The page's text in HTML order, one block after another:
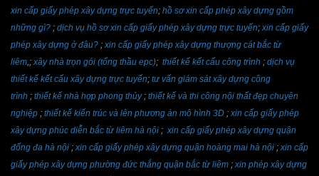
xin cấp giấy phép xây dựng trực tuyến; hồ sơ xin cấp phép xây dựng gồm
những gì? ; dịch vụ hồ sơ xin cấp giấy phép xây dựng trực tuyến;xin cấp giấy
phép xây dựng ở đâu? ;xin cấp giấy phép xây dựng thượng cát bắc từ
liêm,;xây nhà trọn gói (tổng thầu epc); thiết kế kết cấu công trình ; dịch vụ
thiết kế kết cấu xây dựng trực tuyến; tư vấn giám sát xây dựng công
trình ; thiết kế nhà hợp phong thủy; thiết kế và thi công nội thất đẹp chuyên
nghiệp ; thiết kế kiến trúc và lên phương án mô hình 3D ;xin cấp giấy phép
xây dựng phúc diễn bắc từ liêm hà nội ;xin cấp giấy phép xây dựng quận
đống đa hà nội ;xin cấp giấy phép xây dựng quận hoàng mai hà nội ;xin cấp
giấy phép xây dựng phường đức thắng quận bắc từ liêm ;xin phép xây dựng